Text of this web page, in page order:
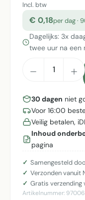
Incl. btw
€ 0,18per dag ·
Dagelijks: 3x
twee uur na een
30 dagen niet
Voor 16:00
Veilig betalen,
Inhoud
pagina
Samengesteld
Verzonden vanuit
Gratis verzending
Artikelnummer: